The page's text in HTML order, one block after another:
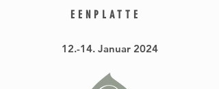
EE NPL ATTE
12.-14. Januar 2024